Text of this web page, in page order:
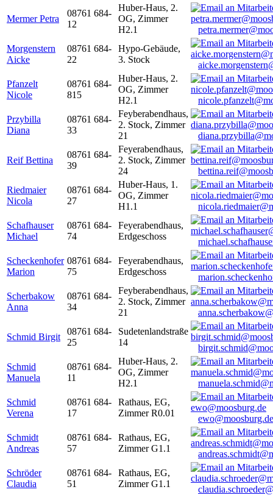
Mermer Petra
08761 684-
12
Huber-Haus, 2.
OG, Zimmer
H2.1
Morgenstern
Aicke
08761 684-
22
Hypo-Gebäude,
3. Stock
Pfanzelt
Nicole
08761 684-
815
Huber-Haus, 2.
OG, Zimmer
H2.1
Przybilla
Diana
08761 684-
33
Feyberabendhaus,
2. Stock, Zimmer
21
Reif Bettina
08761 684-
39
Feyerabendhaus,
2. Stock, Zimmer
24
Riedmaier
Nicola
08761 684-
27
Huber-Haus, 1.
OG, Zimmer
H1.1
Schafhauser
Michael
08761 684-
74
Feyerabendhaus,
Erdgeschoss
Scheckenhofer
Marion
08761 684-
75
Feyerabendhaus,
Erdgeschoss
Scherbakow
Anna
08761 684-
34
Feyberabendhaus,
2. Stock, Zimmer
21
Schmid Birgit
08761 684-
25
Sudetenlandstraße
14
Schmid
Manuela
08761 684-
11
Huber-Haus, 2.
OG, Zimmer
H2.1
Schmid
Verena
08761 684-
17
Rathaus, EG,
Zimmer R0.01
ewo@moosburg.de
Schmidt
Andreas
08761 684-
57
Rathaus, EG,
Zimmer G1.1
Schröder
Claudia
08761 684-
51
Rathaus, EG,
Zimmer G1.1